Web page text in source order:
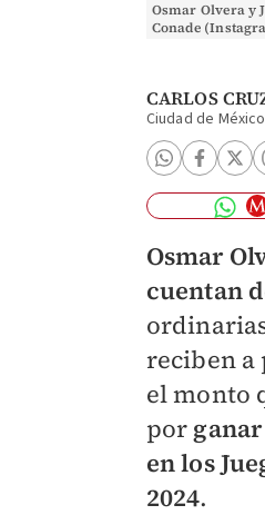
Osmar Olvera y
Conade
CARLOS
Ciudad de México
Osmar
cuentan
reciben
el monto
por
en los
2024.